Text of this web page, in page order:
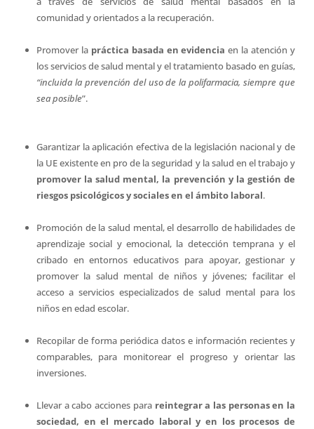
comunidad y orientados a la recuperación.
Promover la práctica basada en evidenciaen la atención y
los servicios de salud mental y el tratamiento basado en guías,
“incluida la prevención del uso de la polifarmacia, siempre que
sea posible”.
Garantizar la aplicación efectiva de la legislación nacional y de
la UE existente en pro de la seguridad y la salud en el trabajo y
promover la salud mental, la prevención y la gestión de
riesgos psicológicos y sociales en el ámbito laboral.
Promoción de la salud mental, el desarrollo de habilidades de
aprendizaje social y emocional, la detección temprana y el
cribado en entornos educativos para apoyar, gestionar y
promover la salud mental de niños y jóvenes; facilitar el
acceso a servicios especializados de salud mental para los
niños en edad escolar.
Recopilar de forma periódica datos e información recientes y
comparables, para monitorear el progreso y orientar las
inversiones.
Llevar a cabo acciones para reintegrar a las personas en la
sociedad, en el mercado laboral y en los procesos de